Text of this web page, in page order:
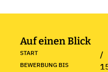
Auf einen Blick
START /
BEWERBUNG BIS